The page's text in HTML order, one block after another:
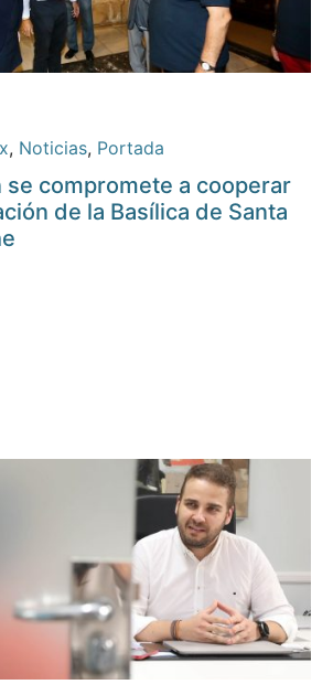
, Noticias, Portada
se compromete a cooperar
de la Basílica de Santa